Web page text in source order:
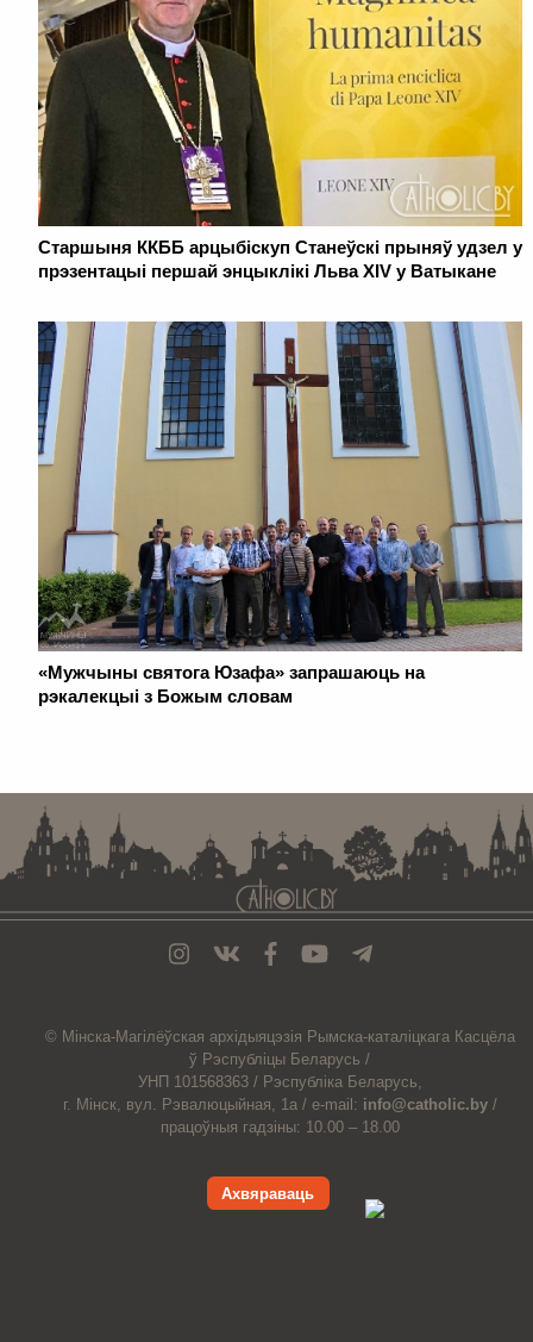
Старшыня ККББ арцыбіскуп Станеўскі прыняў удзел у
прэзентацыі першай энцыклікі Льва XIV у Ватыкане
«Мужчыны святога Юзафа» запрашаюць на
рэкалекцыі з Божым словам
© Мiнска-Магiлёўская архiдыяцэзiя Рымска-каталіцкага Касцёла
ў Рэспубліцы Беларусь /
УНП 101568363 / Рэспубліка Беларусь,
г. Мінск, вул. Рэвалюцыйная, 1а / e-mail: info@catholic.by /
працоўныя гадзіны: 10.00 – 18.00
Ахвяраваць